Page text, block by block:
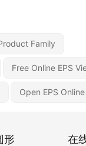
Family
Free Online EPS
Open EPS Online
形
在